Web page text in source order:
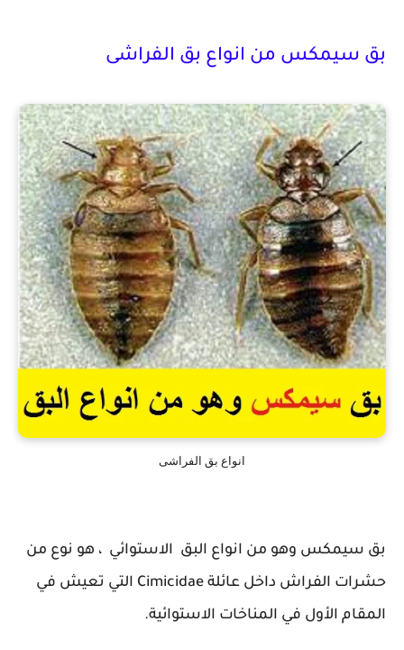
بق سيمكس من انواع بق الفراشى
انواع بق الفراشى
بق سيمكس وهو من انواع البق الاستوائي ، هو نوع من
حشرات الفراش داخل عائلة Cimicidae التي تعيش في
المقام الأول في المناخات الاستوائية.